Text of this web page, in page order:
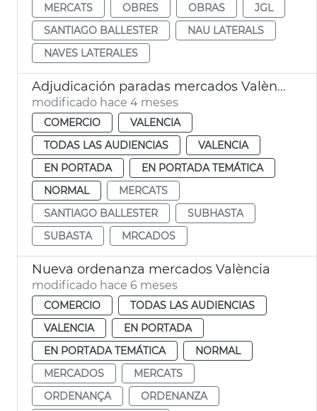
MERCATS
OBRES OBRAS
JGL
SANTIAGO BALLESTER
NAU LATERALS
NAVES LATERALES
Adjudicación paradas mercados València
modificado hace 4 meses
COMERCIO
VALENCIA
TODAS LAS AUDIENCIAS
VALENCIA
EN PORTADA
EN PORTADA TEMÁTICA
NORMAL
MERCATS
SANTIAGO BALLESTER
SUBHASTA
SUBASTA
MRCADOS
Nueva ordenanza mercados València
modificado hace 6 meses
COMERCIO
TODAS LAS AUDIENCIAS
VALENCIA
EN PORTADA
EN PORTADA TEMÁTICA
NORMAL
MERCADOS
MERCATS
ORDENANÇA
ORDENANZA